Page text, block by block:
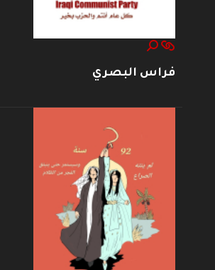
فراس البصري